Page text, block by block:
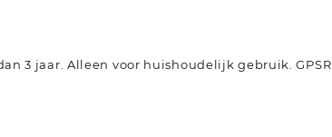
3 jaar. Alleen voor huishoudelijk gebruik.GPSR